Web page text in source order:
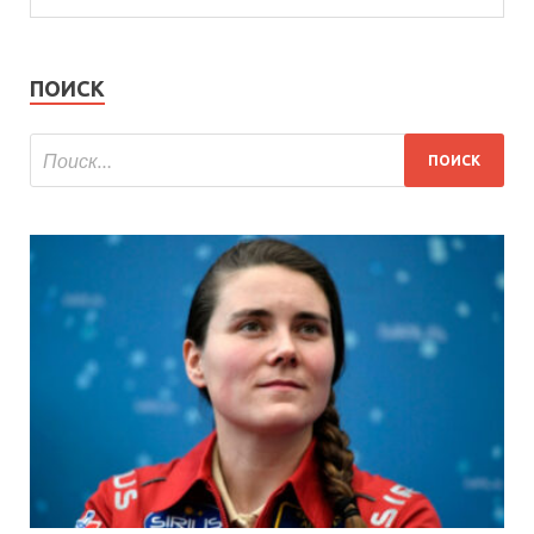
ПОИСК